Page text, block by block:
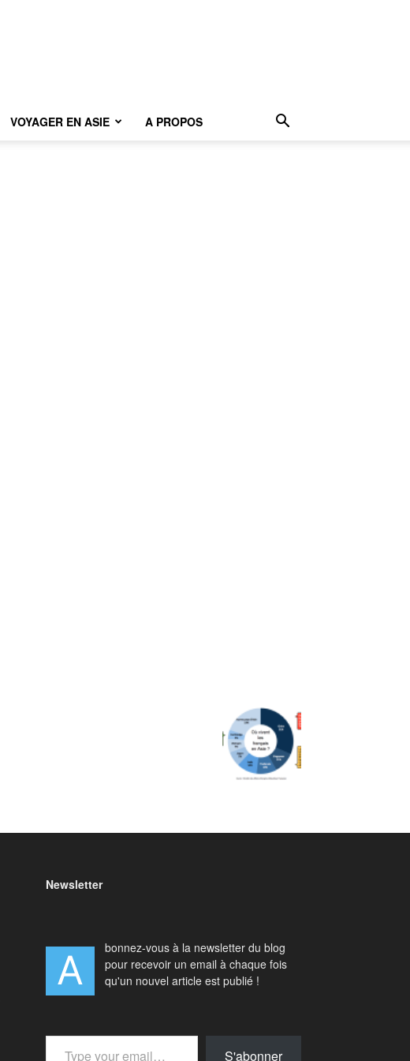
VOYAGER EN ASIE A PROPOS
Newsletter
A
bonnez-vous à la newsletter du blog
pour recevoir un email à chaque fois
qu'un nouvel article est publié !
Type your email…
S'abonner